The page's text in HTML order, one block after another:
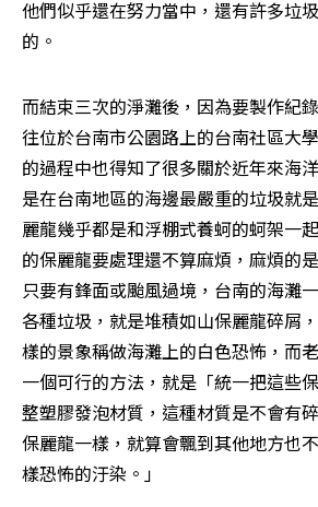
他們似乎還在努力當中，還有許多垃
的。
而結束三次的淨灘後，因為要製作紀
往位於台南市公園路上的台南社區大
的過程中也得知了很多關於近年來海
是在台南地區的海邊最嚴重的垃圾就
麗龍幾乎都是和浮棚式養蚵的蚵架一
的保麗龍要處理還不算麻煩，麻煩的
只要有鋒面或颱風過境，台南的海灘
各種垃圾，就是堆積如山保麗龍碎屑
樣的景象稱做海灘上的白色恐怖，而
一個可行的方法，就是「統一把這些
整塑膠發泡材質，這種材質是不會有
保麗龍一樣，就算會飄到其他地方也
樣恐怖的汙染。」